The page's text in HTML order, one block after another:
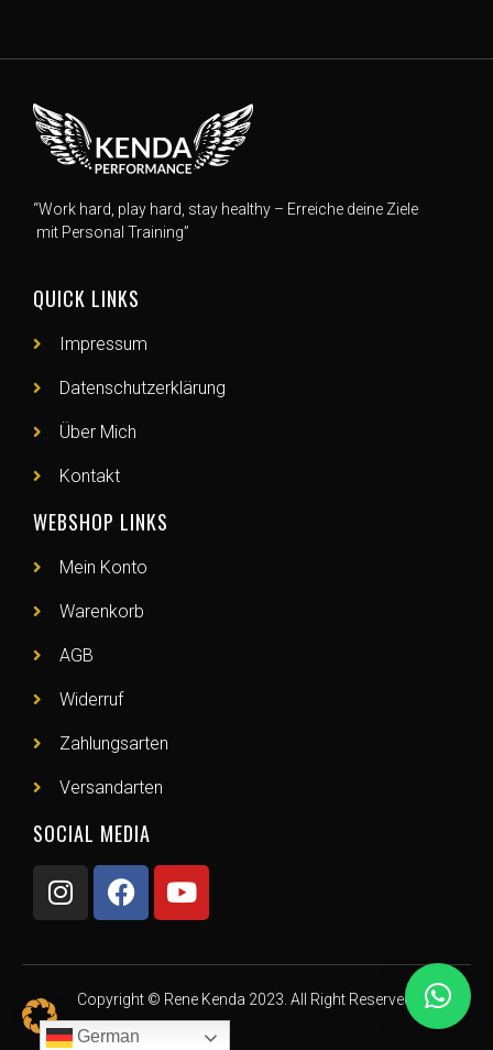
“Work hard, play hard, stay healthy – Erreiche deine Ziele
mit Personal Training”
QUICK LINKS
Impressum
Datenschutzerklärung
Über Mich
Kontakt
WEBSHOP LINKS
Mein Konto
Warenkorb
AGB
Widerruf
Zahlungsarten
Versandarten
SOCIAL MEDIA
Copyright © Rene Kenda 2023. All Right Reserved.
German